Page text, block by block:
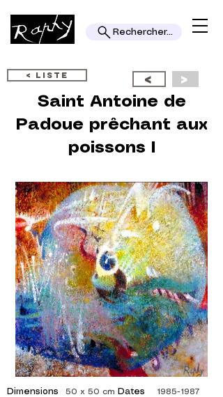
Rechercher...
< LISTE < >
Saint Antoine de
Padoue prêchant aux
poissons I
Dimensions
50 x 50 cm
Dates
1985-1987